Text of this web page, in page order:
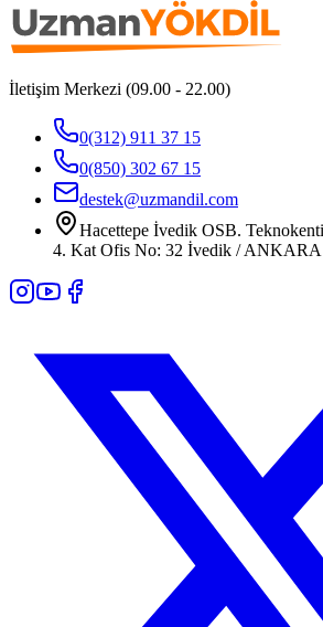
İletişim Merkezi (09.00 - 22.00)
0(312) 911 37 15
0(850) 302 67 15
destek@uzmandil.com
Hacettepe İvedik OSB.
4. Kat Ofis No: 32 İvedik / ANKARA